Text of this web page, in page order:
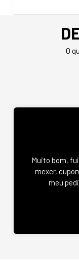
O
Muito bom,
mexer,
meu